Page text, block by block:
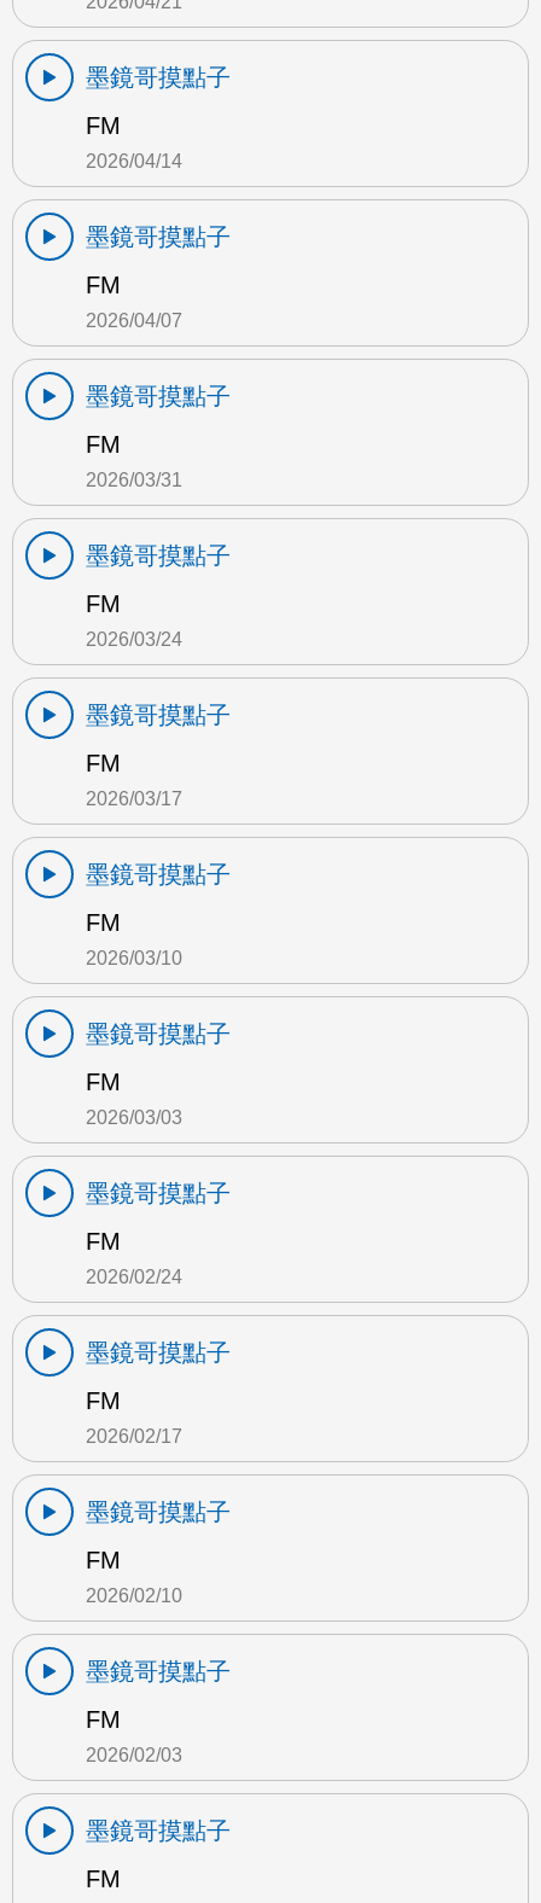
墨鏡哥摸點子
FM
2026/04/14
墨鏡哥摸點子
FM
2026/04/07
墨鏡哥摸點子
FM
2026/03/31
墨鏡哥摸點子
FM
2026/03/24
墨鏡哥摸點子
FM
2026/03/17
墨鏡哥摸點子
FM
2026/03/10
墨鏡哥摸點子
FM
2026/03/03
墨鏡哥摸點子
FM
2026/02/24
墨鏡哥摸點子
FM
2026/02/17
墨鏡哥摸點子
FM
2026/02/10
墨鏡哥摸點子
FM
2026/02/03
墨鏡哥摸點子
FM